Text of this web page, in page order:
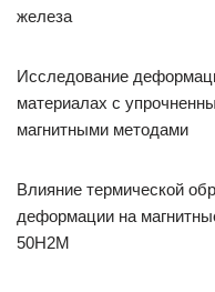
железа
Исследование
материалах с
магнитными методами
Влияние термической
деформации на
50Н2М